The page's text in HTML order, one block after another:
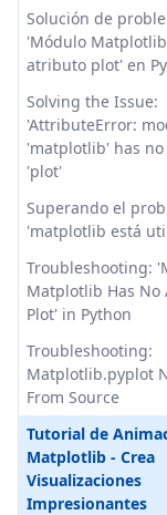
en tiempo real
OpenAI GPT-3.5
Explorando DB
herramienta de
generación para el
procesamiento de
natural
Exploring DB GPT:
Tool for Natural
Processing
FinGPT:
finanzas de código
un enfoque
datos
FinGPT:
source Finance
Centric Approach
Fix 'Conversation
Error on ChatGPT:
Solución de
'Módulo
atributo plot' en
Solving the Issue:
'AttributeError:
'matplotlib' has
'plot'
Superando el
'matplotlib está
Troubleshooting:
Matplotlib Has
Plot' in Python
Troubleshooting:
Matplotlib.pyplot
From Source
Tutorial de
Matplotlib - Crea
Visualizaciones
Impresionantes